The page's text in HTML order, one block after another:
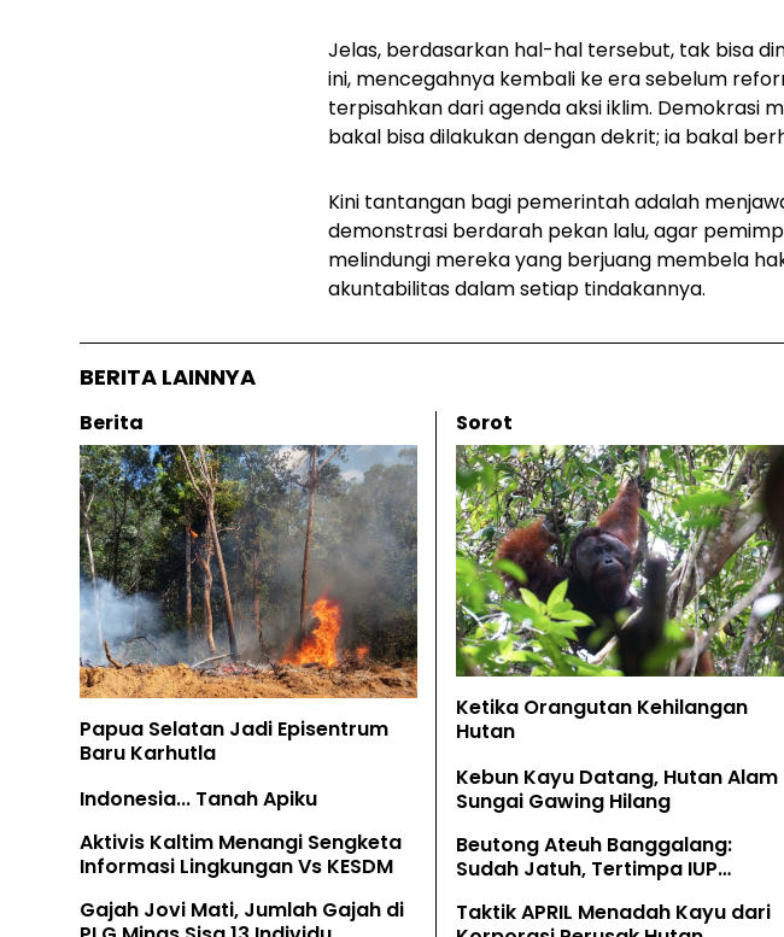
Jelas, berdasarkan hal-hal tersebut, tak bisa
ini, mencegahnya kembali ke era sebelum
terpisahkan dari agenda aksi iklim. Demokrasi
bakal bisa dilakukan dengan dekrit; ia bakal
Kini tantangan bagi pemerintah adalah
demonstrasi berdarah pekan lalu, agar
melindungi mereka yang berjuang membela
akuntabilitas dalam setiap tindakannya.
BERITA LAINNYA
Berita
Papua Selatan Jadi Episentrum
Baru Karhutla
Indonesia... Tanah Apiku
Aktivis Kaltim Menangi Sengketa
Informasi Lingkungan Vs KESDM
Gajah Jovi Mati, Jumlah Gajah di
Sorot
Ketika Orangutan Kehilangan
Hutan
Kebun Kayu Datang, Hutan Alam
Sungai Gawing Hilang
Beutong Ateuh Banggalang:
Sudah Jatuh, Tertimpa IUP
Taktik APRIL Menadah Kayu dari